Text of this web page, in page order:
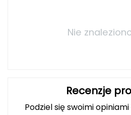
Nie
Recenzje
Podziel się swoimi